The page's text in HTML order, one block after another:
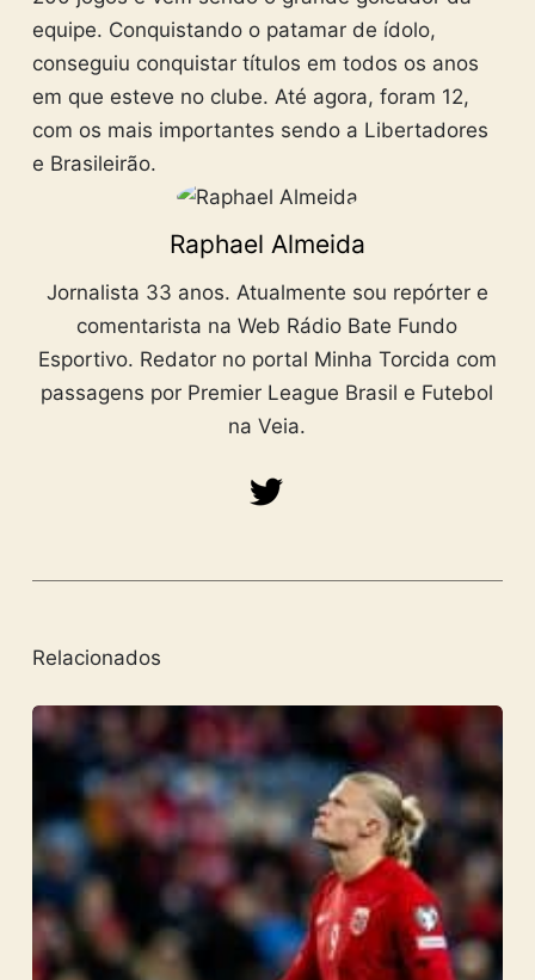
equipe. Conquistando o patamar de ídolo,
conseguiu conquistar títulos em todos os anos
em que esteve no clube. Até agora, foram 12,
com os mais importantes sendo a Libertadores
e Brasileirão.
Raphael Almeida
Jornalista 33 anos. Atualmente sou repórter e
comentarista na Web Rádio Bate Fundo
Esportivo. Redator no portal Minha Torcida com
passagens por Premier League Brasil e Futebol
na Veia.
Relacionados